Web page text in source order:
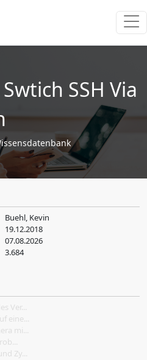
SSH Via
Buehl, Kevin
19.12.2018
07.08.2026
3.684
Ver...
eine...
mi...
Zy...